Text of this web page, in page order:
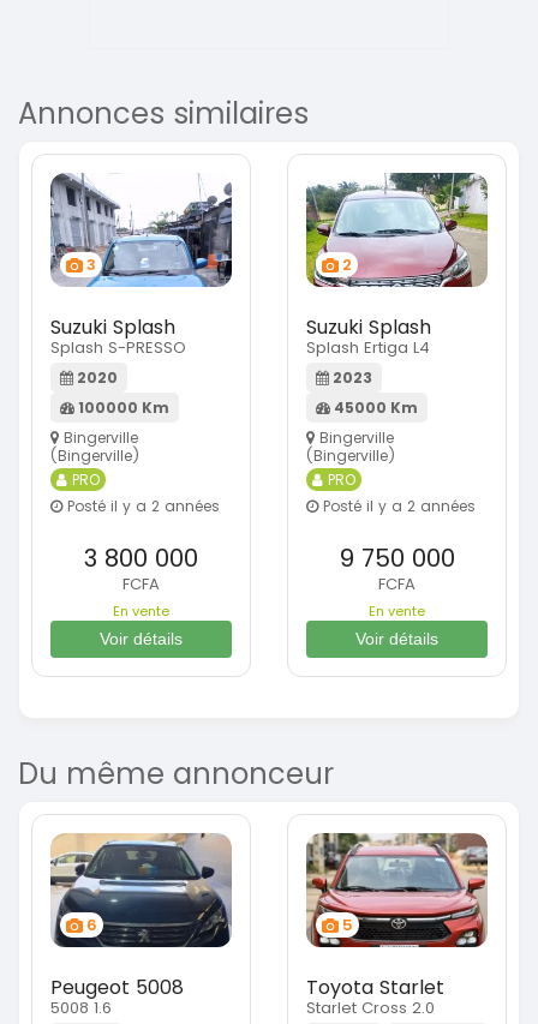
Annonces similaires
3
Suzuki Splash
Splash S-PRESSO
2020
100000 Km
Bingerville
(Bingerville)
PRO
Posté il y a 2 années
3 800 000
FCFA
En vente
Voir détails
2
Suzuki Splash
Splash Ertiga L4
2023
45000 Km
Bingerville
(Bingerville)
PRO
Posté il y a 2 années
9 750 000
FCFA
En vente
Voir détails
Du même annonceur
6
Peugeot 5008
5008 1.6
5
Toyota Starlet
Starlet Cross 2.0